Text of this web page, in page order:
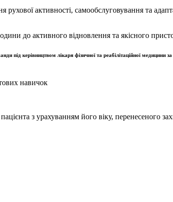
активності, самообслуговування та
до активного відновлення та якісного
під керівництвом лікаря фізичної та реабілітаційної медицини
навичок
з урахуванням його віку, перенесеного